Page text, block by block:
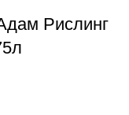
Рислинг